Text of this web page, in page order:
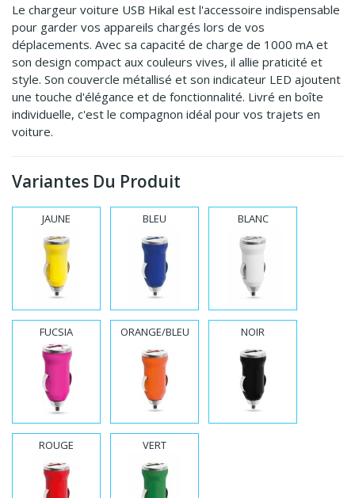
Le chargeur voiture USB Hikal est l'accessoire indispensable
pour garder vos appareils chargés lors de vos
déplacements. Avec sa capacité de charge de 1000 mA et
son design compact aux couleurs vives, il allie praticité et
style. Son couvercle métallisé et son indicateur LED ajoutent
une touche d'élégance et de fonctionnalité. Livré en boîte
individuelle, c'est le compagnon idéal pour vos trajets en
voiture.
Variantes Du Produit
JAUNE BLEU BLANC
FUCSIA ORANGE/BLEU NOIR
ROUGE VERT